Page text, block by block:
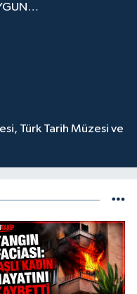
Türk Tarih Müzesi ve